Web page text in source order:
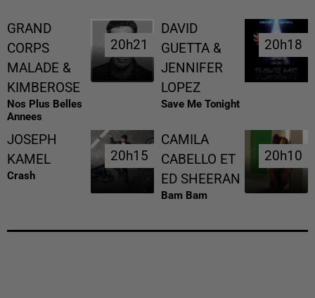
GRAND
CORPS
MALADE &
KIMBEROSE
Nos Plus Belles
Annees
20h21
20h21
DAVID
GUETTA &
JENNIFER
LOPEZ
Save Me Tonight
20h18
20h18
JOSEPH
KAMEL
Crash
20h15
20h15
CAMILA
CABELLO ET
ED SHEERAN
Bam Bam
20h10
20h10